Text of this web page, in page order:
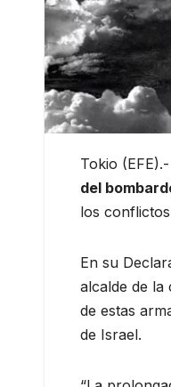
Tokio (EFE).-
del
los
En su
alcalde de la
de estas
de Israel.